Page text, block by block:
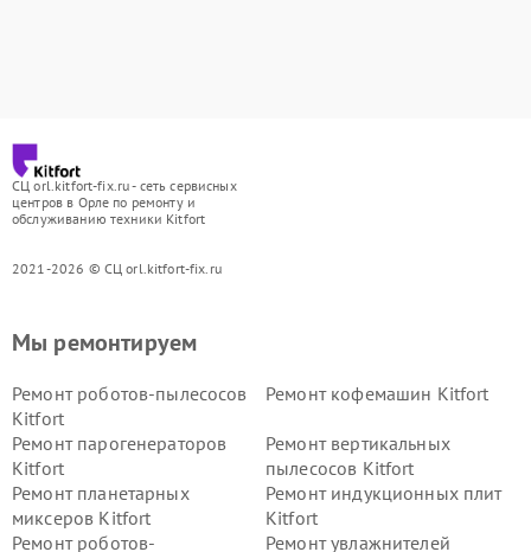
СЦ orl.kitfort-fix.ru - сеть сервисных
центров в Орле по ремонту и
обслуживанию техники Kitfort
2021-2026 © СЦ orl.kitfort-fix.ru
Мы ремонтируем
Ремонт роботов-пылесосов
Kitfort
Ремонт кофемашин Kitfort
Ремонт парогенераторов
Kitfort
Ремонт вертикальных
пылесосов Kitfort
Ремонт планетарных
миксеров Kitfort
Ремонт индукционных плит
Kitfort
Ремонт роботов-
Ремонт увлажнителей